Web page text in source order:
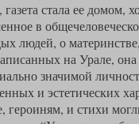
стала ее домом,
в
людей, о
на Урале,
значимой
и эстетических
героиням, и стихи